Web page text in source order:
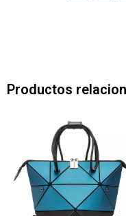
Productos